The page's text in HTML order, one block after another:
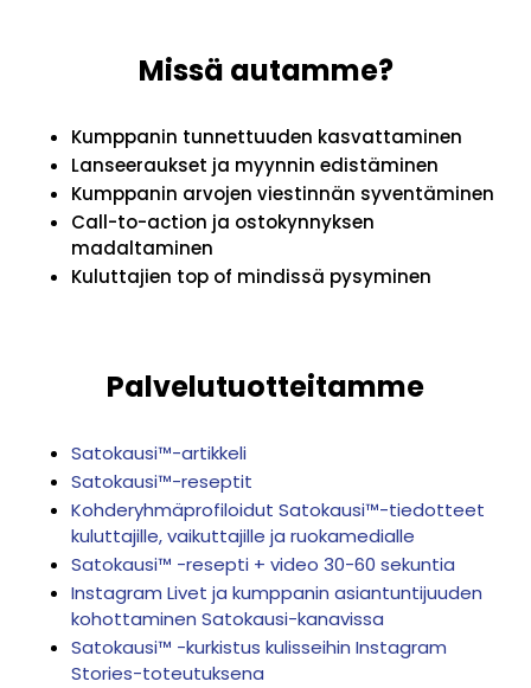
Missä autamme?
Kumppanin tunnettuuden kasvattaminen
Lanseeraukset ja myynnin edistäminen
Kumppanin arvojen viestinnän syventäminen
Call-to-action ja ostokynnyksen
madaltaminen
Kuluttajien top of mindissä pysyminen
Palvelutuotteitamme
Satokausi™-artikkeli
Satokausi™-reseptit
Kohderyhmäprofiloidut Satokausi™-tiedotteet
kuluttajille, vaikuttajille ja ruokamedialle
Satokausi™ -resepti + video 30-60 sekuntia
Instagram Livet ja kumppanin asiantuntijuuden
kohottaminen Satokausi-kanavissa
Satokausi™ -kurkistus kulisseihin Instagram
Stories-toteutuksena